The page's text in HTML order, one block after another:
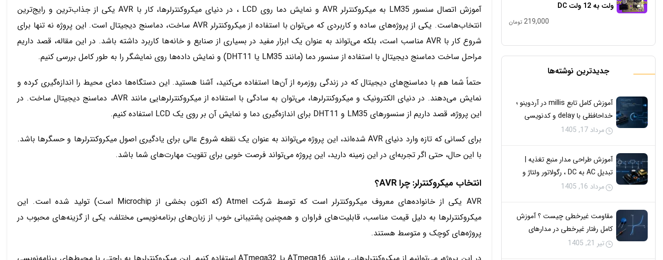
ولت به 12 ولت DC
219,000 تومان
جدیدترین نوشته‌ها
آموزش کامل تابع millis در آردوینو ؛
خداحافظی با delay و کدنویسی
هم‌زمان
مرداد 17, 1405
آموزش طراحی مدار منبع تغذیه |
تبدیل AC به DC ، رگولاتور ولتاژ و
مدارهای حفاظتی
مرداد 16, 1405
مقاومت غیرخطی چیست ؟ آموزش
کامل رفتار غیرخطی در مدارهای
الکتریکی
تیر 21, 1405
آموزش اتصال سنسور LM35 به میکروکنترلر AVR و نمایش دما روی LCD ، در دنیای میکروکنترلرها، کار با AVR یکی از جذاب‌ترین و رایج‌ترین
انتخاب‌هاست. یکی از پروژه‌های ساده و کاربردی که می‌توان با استفاده از میکروکنترلر AVR ساخت، دماسنج دیجیتال است. این پروژه نه تنها برای
شروع کار با AVR مناسب است، بلکه می‌تواند به عنوان یک ابزار مفید در بسیاری از صنایع و خانه‌ها کاربرد داشته باشد. در این مقاله، قصد داریم
مراحل ساخت دماسنج دیجیتال با استفاده از سنسور دما (مانند LM35 یا DHT11) و نمایش داده‌ها روی نمایشگر را به طور کامل بررسی کنیم.
حتماً شما هم با دماسنج‌های دیجیتال که در زندگی روزمره از آن‌ها استفاده می‌کنید، آشنا هستید. این دستگاه‌ها دمای محیط را اندازه‌گیری کرده و
نمایش می‌دهند. در دنیای الکترونیک و میکروکنترلرها، می‌توان به سادگی با استفاده از میکروکنترلرهایی مانند AVR، دماسنج دیجیتال ساخت. در
این پروژه، قصد داریم از سنسورهای LM35 و DHT11 برای اندازه‌گیری دما و نمایش آن بر روی یک LCD استفاده کنیم.
برای کسانی که تازه وارد دنیای AVR شده‌اند، این پروژه می‌تواند به عنوان یک نقطه شروع عالی برای یادگیری اصول میکروکنترلرها و حسگرها باشد.
با این حال، حتی اگر تجربه‌ای در این زمینه دارید، این پروژه می‌تواند فرصت خوبی برای تقویت مهارت‌های شما باشد.
انتخاب میکروکنترلر: چرا AVR؟
AVR یکی از خانواده‌های معروف میکروکنترلر است که توسط شرکت Atmel (که اکنون بخشی از Microchip است) تولید شده است. این
میکروکنترلرها به دلیل قیمت مناسب، قابلیت‌های فراوان و همچنین پشتیبانی خوب از زبان‌های برنامه‌نویسی مختلف، یکی از گزینه‌های محبوب در
پروژه‌های کوچک و متوسط هستند.